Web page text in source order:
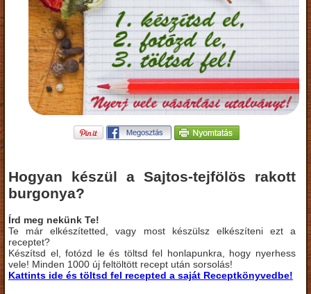
Hogyan készül a Sajtos-tejfölös rakott
burgonya?
Írd meg nekünk Te!
Te már elkészítetted, vagy most készülsz elkészíteni ezt a
receptet?
Készítsd el, fotózd le és töltsd fel honlapunkra, hogy nyerhess
vele! Minden 1000 új feltöltött recept után sorsolás!
Kattints ide és töltsd fel recepted a saját Receptkönyvedbe!